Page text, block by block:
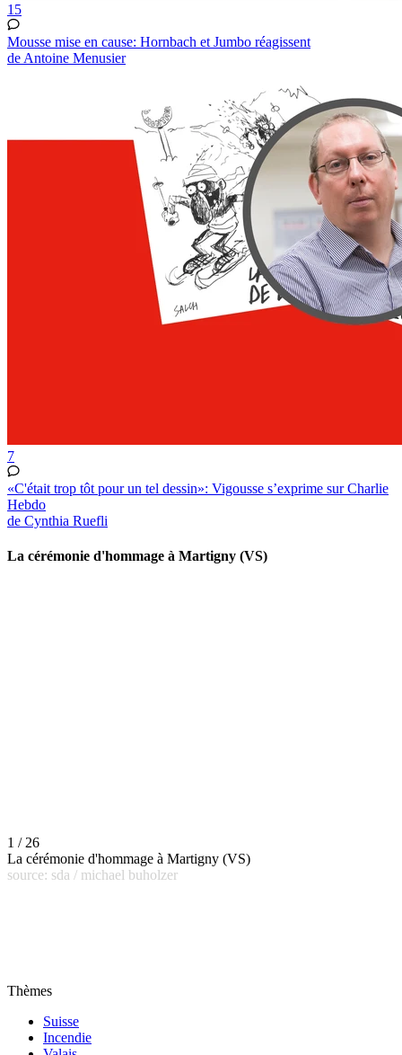
15
Mousse mise en cause: Hornbach et Jumbo réagissent
de Antoine Menusier
7
«C'était trop tôt pour un tel dessin»: Vigousse s’exprime sur Charlie
Hebdo
de Cynthia Ruefli
La cérémonie d'hommage à Martigny (VS)
1 / 26
La cérémonie d'hommage à Martigny (VS)
source: sda / michael buholzer
Thèmes
Suisse
Incendie